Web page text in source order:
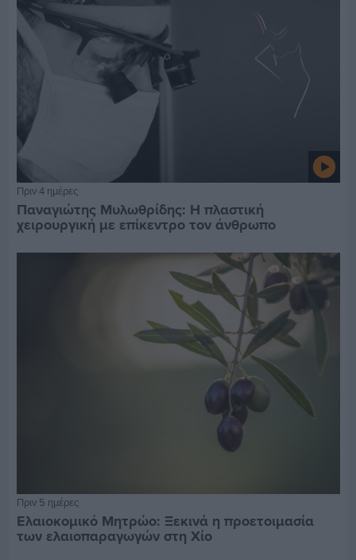
Πριν 4 ημέρες
Παναγιώτης Μυλωθρίδης: Η πλαστική
χειρουργική με επίκεντρο τον άνθρωπο
Πριν 5 ημέρες
Ελαιοκομικό Μητρώο: Ξεκινά η προετοιμασία
των ελαιοπαραγωγών στη Χίο